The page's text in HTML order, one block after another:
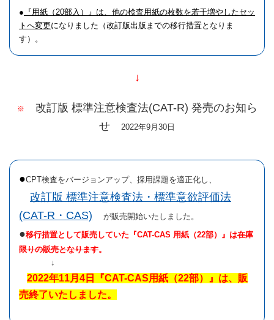
● 『用紙（20部入）』は、他の検査用紙の枚数を若干増やしたセッ
トへ変更になりました（改訂版出版までの移行措置となりま
す）。
↓
※
改訂版 標準注意検査法(CAT-R) 発売のお知ら
せ
2022年9月30日
●CPT検査をバージョンアップ、採用課題を適正化し、
改訂版 標準注意検査法・標準意欲評価法
(CAT-R・CAS)
が販売開始いたしました。
●移行措置として販売していた『CAT-CAS 用紙（22部）』は在庫
限りの販売となります。
↓
2022年11月4日『CAT-CAS用紙（22部）』は、販
売終了いたしました。